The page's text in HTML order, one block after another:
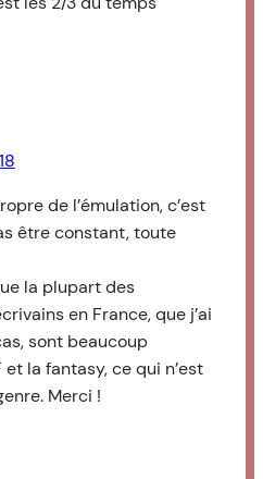
de l’émulation, c’est
être constant, toute
la plupart des
en France, que j’ai
sont beaucoup
la fantasy, ce qui n’est
Merci !